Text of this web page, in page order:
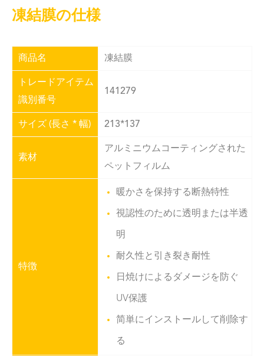
凍結膜の仕様
商品名 凍結膜
トレードアイテム
識別番号
141279
サイズ (長さ * 幅) 213*137
素材
アルミニウムコーティングされた
ペットフィルム
特徴
暖かさを保持する断熱特性
視認性のために透明または半透
明
耐久性と引き裂き耐性
日焼けによるダメージを防ぐ
UV保護
简単にインストールして削除す
る